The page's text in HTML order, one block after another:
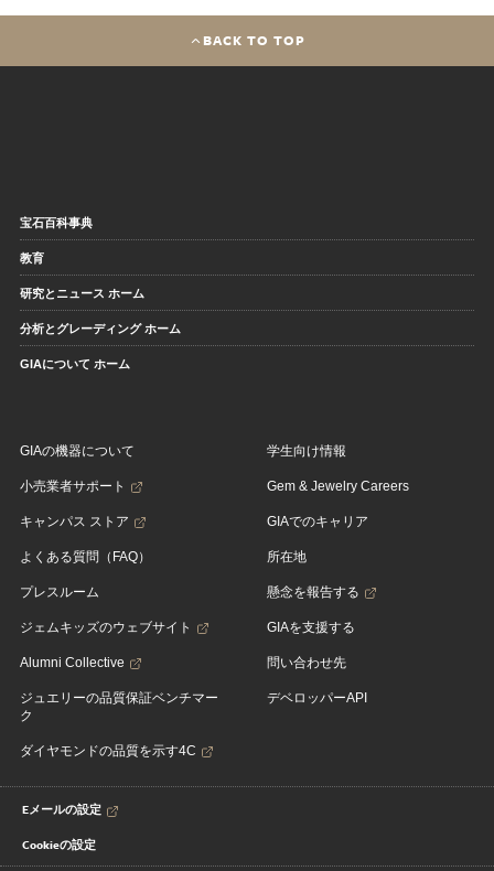
BACK TO TOP
宝石百科事典
教育
研究とニュース ホーム
分析とグレーディング ホーム
GIAについて ホーム
GIAの機器について
小売業者サポート
キャンパス ストア
よくある質問（FAQ）
プレスルーム
ジェムキッズのウェブサイト
Alumni Collective
ジュエリーの品質保証ベンチマー
ク
ダイヤモンドの品質を示す4C
学生向け情報
Gem & Jewelry Careers
GIAでのキャリア
所在地
懸念を報告する
GIAを支援する
問い合わせ先
デベロッパーAPI
Eメールの設定
Cookieの設定